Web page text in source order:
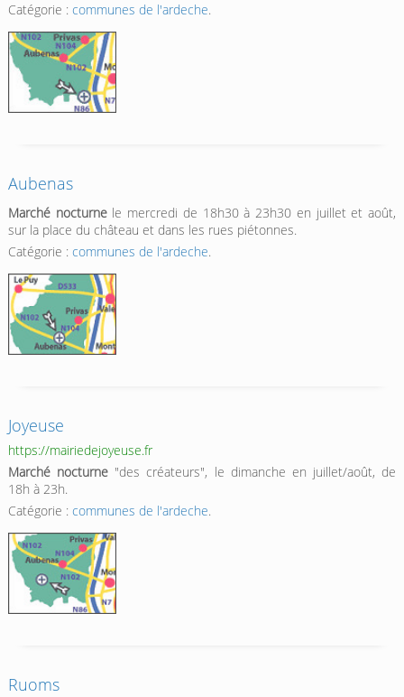
Catégorie : communes de l'ardeche.
Aubenas
Marché nocturnele mercredi de 18h30 à 23h30 en juillet et août,
sur la place du château et dans les rues piétonnes.
Catégorie : communes de l'ardeche.
Joyeuse
https://mairiedejoyeuse.fr
Marché nocturne "des créateurs", le dimanche en juillet/août, de
18h à 23h.
Catégorie : communes de l'ardeche.
Ruoms